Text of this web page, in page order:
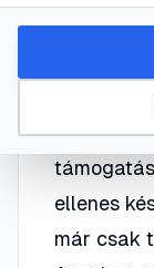
#allergia #
allergiás
ellenes
már csak